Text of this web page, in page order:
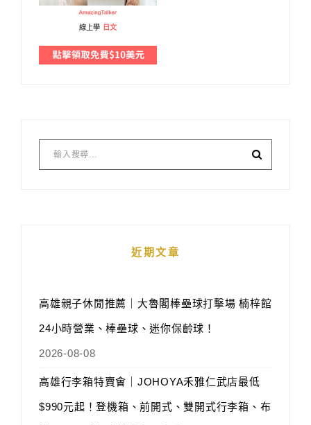
線上學 日文
近期文章
高雄親子休閒推薦｜大魯閣棒壘球打擊場 楠梓館
24小時營業、棒壘球、迷你保齡球！
2026-08-08
高雄行李箱特賣會｜JOHOYA禾雅仁武店最低
$990元起！登機箱、前開式、雙開式行李箱、布